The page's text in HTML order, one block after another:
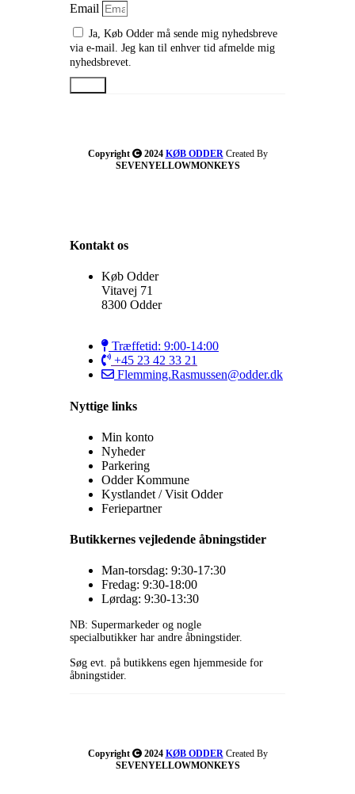
Email
Ja, Køb Odder må sende mig nyhedsbreve
via e-mail. Jeg kan til enhver tid afmelde mig
nyhedsbrevet.
Copyright 2024 KØB ODDERCreated By
SEVENYELLOWMONKEYS
Kontakt os
Køb Odder
Vitavej 71
8300 Odder
Træffetid: 9:00-14:00
+45 23 42 33 21
Flemming.Rasmussen@odder.dk
Nyttige links
Min konto
Nyheder
Parkering
Odder Kommune
Kystlandet / Visit Odder
Feriepartner
Butikkernes vejledende åbningstider
Man-torsdag: 9:30-17:30
Fredag: 9:30-18:00
Lørdag: 9:30-13:30
NB: Supermarkeder og nogle
specialbutikker har andre åbningstider.
Søg evt. på butikkens egen hjemmeside for
åbningstider.
Copyright 2024 KØB ODDERCreated By
SEVENYELLOWMONKEYS